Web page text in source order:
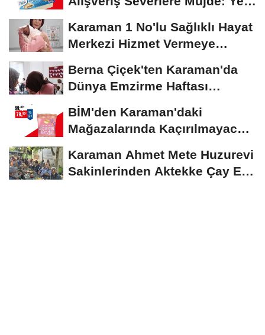
Karaman 1 No'lu Sağlıklı Hayat
Merkezi Hizmet Vermeye
Berna Çiçek'ten Karaman'da
Dünya Emzirme Haftası
Etkinliğine Ziyaret
BİM'den Karaman'daki
Mağazalarında Kaçırılmayacak
Karaman Ahmet Mete Huzurevi
Sakinlerinden Aktekke Çay Evi